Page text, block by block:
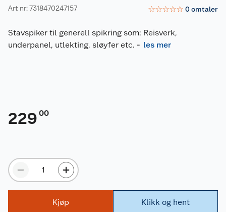
Art nr: 7318470247157 ☆☆☆☆☆ 0omtaler
Stavspiker til generell spikring som: Reisverk,
underpanel, utlekting, sløyfer etc. - les mer
229 00
Kjøp Klikk og hent